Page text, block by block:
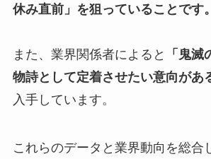
休み直前」を狙っていることです。
また、業界関係者によると
「鬼
物詩として定着させたい意向があ
入手しています。
これらのデータと業界動向を総合